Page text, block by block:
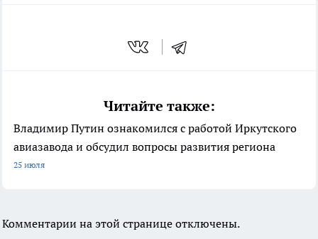
Читайте также:
Владимир Путин ознакомился с работой Иркутского
авиазавода и обсудил вопросы развития региона
25 июля
Комментарии на этой странице отключены.